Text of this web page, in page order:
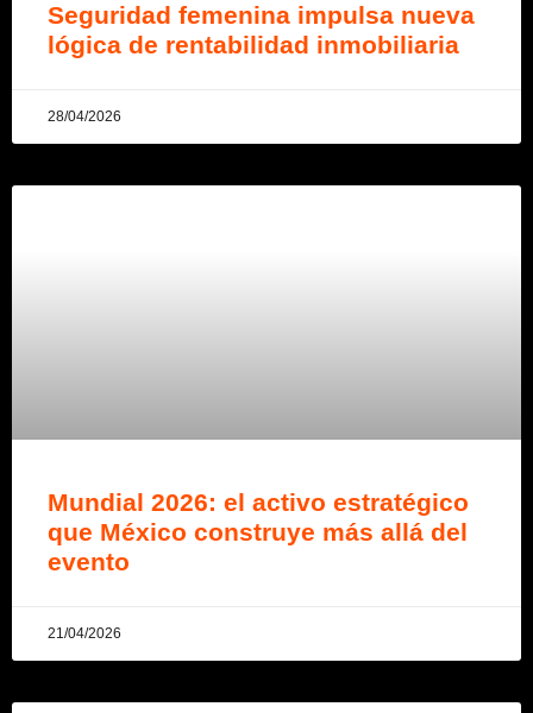
Seguridad femenina impulsa nueva
lógica de rentabilidad inmobiliaria
28/04/2026
Mundial 2026: el activo estratégico
que México construye más allá del
evento
21/04/2026